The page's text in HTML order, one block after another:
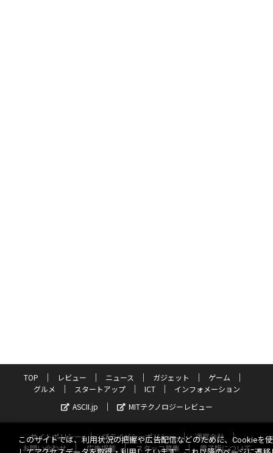
TOP レビュー ニュース ガジェット
ゲーム
グルメ
スタートアップ ICT
インフォメーション
ASCII.jp
MITテクノロジーレビュー
サイトポリシー プライバシーポリシー
運営会社
お問い合わせ
広告掲載 スタッフ募集 電子版について
このサイトでは、利用状況の把握や広告配信などのために、Cookieを